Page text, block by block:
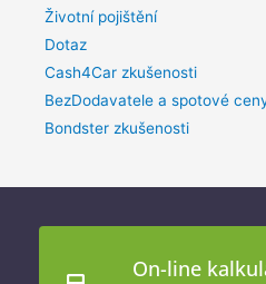
Životní pojištění
Dotaz
Cash4Car zkušenosti
BezDodavatele a spotové
Bondster zkušenosti
On-line